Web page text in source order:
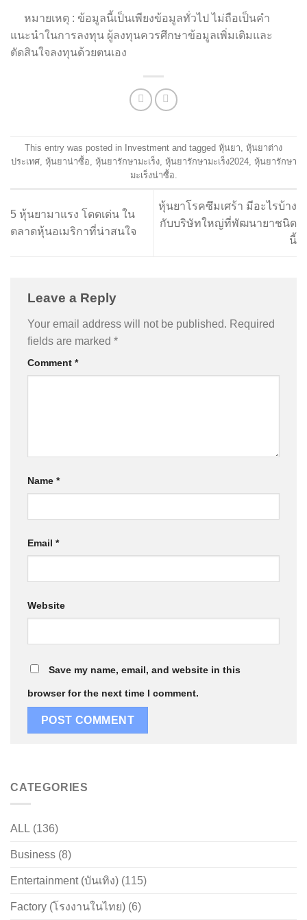
หมายเหตุ : ข้อมูลนี้เป็นเพียงข้อมูลทั่วไป ไม่ถือเป็นคำ
แนะนำในการลงทุน ผู้ลงทุนควรศึกษาข้อมูลเพิ่มเติมและ
ตัดสินใจลงทุนด้วยตนเอง
This entry was posted in Investment and tagged หุ้นยา, หุ้นยาต่าง
ประเทศ, หุ้นยาน่าซื้อ, หุ้นยารักษามะเร็ง, หุ้นยารักษามะเร็ง2024, หุ้นยารักษา
มะเร็งน่าซื้อ.
5 หุ้นยามาแรง โดดเด่น ใน
ตลาดหุ้นอเมริกาที่น่าสนใจ
หุ้นยาโรคซึมเศร้า มีอะไรบ้าง
กับบริษัทใหญ่ที่พัฒนายาชนิด
นี้
Leave a Reply
Your email address will not be published. Required
fields are marked *
Comment *
Name *
Email *
Website
Save my name, email, and website in this
browser for the next time I comment.
CATEGORIES
ALL (136)
Business (8)
Entertainment (บันเทิง) (115)
Factory (โรงงานในไทย) (6)